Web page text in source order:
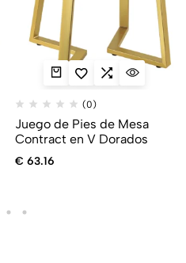
(0)
Juego de Pies de Mesa
Contract en V Dorados
€ 63.16